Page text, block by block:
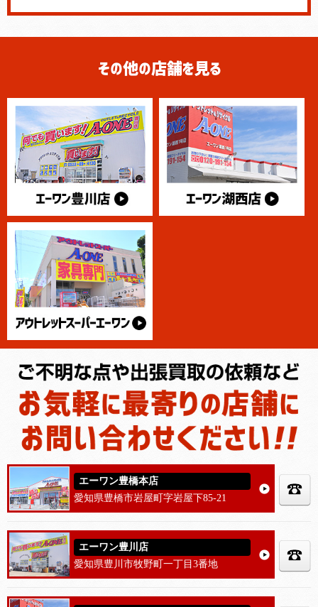
エーワン豊橋本店
愛知県豊橋市岩屋町字岩屋下85-21
エーワン豊川店
愛知県豊川市牧野町一丁目3番地